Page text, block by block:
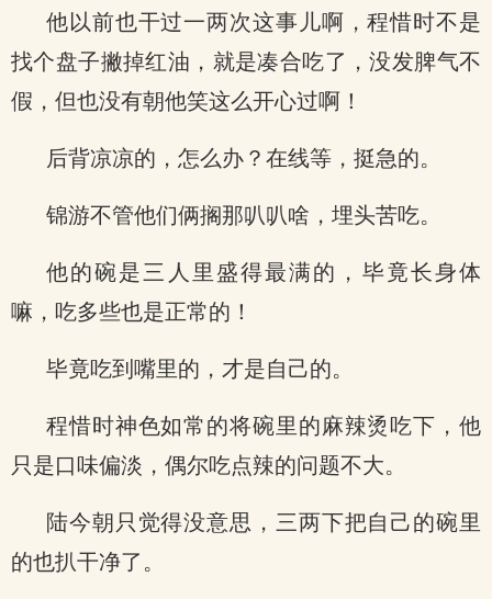
他以前也干过一两次这事儿啊，程惜时不是
找个盘子撇掉红油，就是凑合吃了，没发脾气不
假，但也没有朝他笑这么开心过啊！
后背凉凉的，怎么办？在线等，挺急的。
锦游不管他们俩搁那叭叭啥，埋头苦吃。
他的碗是三人里盛得最满的，毕竟长身体
嘛，吃多些也是正常的！
毕竟吃到嘴里的，才是自己的。
程惜时神色如常的将碗里的麻辣烫吃下，他
只是口味偏淡，偶尔吃点辣的问题不大。
陆今朝只觉得没意思，三两下把自己的碗里
的也扒干净了。